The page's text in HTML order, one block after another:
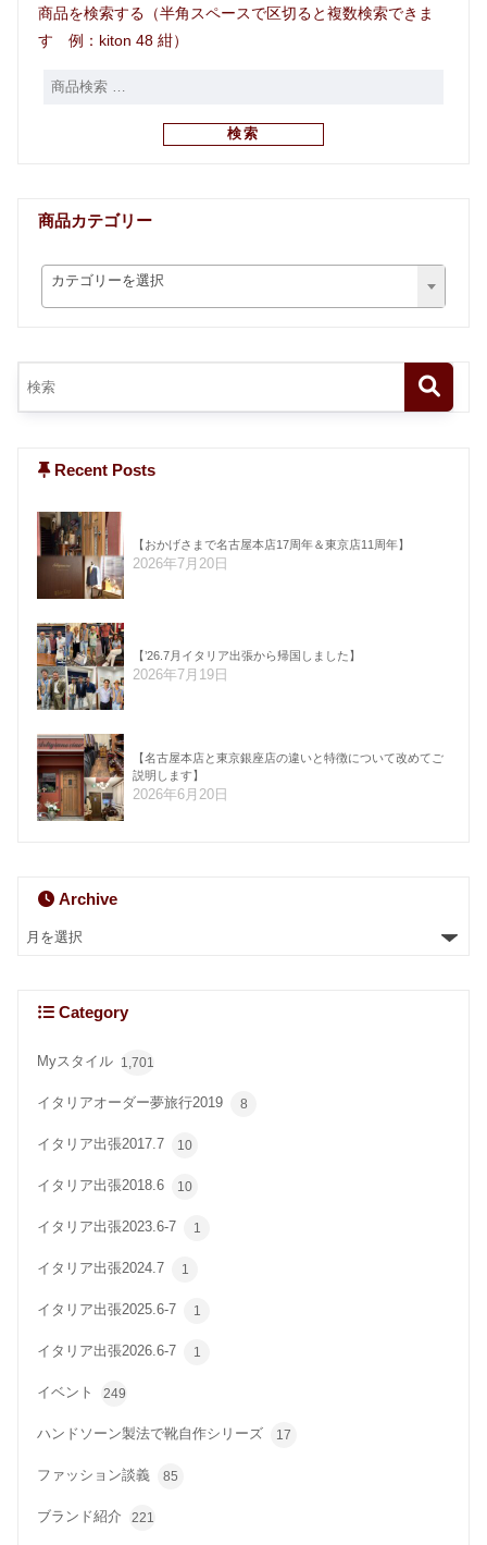
商品を検索する（半角スペースで区切ると複数検索できま
す 例：kiton 48 紺）
検索
商品カテゴリー
カテゴリーを選択
Recent Posts
【おかげさまで名古屋本店17周年＆東京店11周年】
2026年7月20日
【’26.7月イタリア出張から帰国しました】
2026年7月19日
【名古屋本店と東京銀座店の違いと特徴について改めてご
説明します】
2026年6月20日
Archive
Category
Myスタイル 1,701
イタリアオーダー夢旅行2019 8
イタリア出張2017.7 10
イタリア出張2018.6 10
イタリア出張2023.6-7 1
イタリア出張2024.7 1
イタリア出張2025.6-7 1
イタリア出張2026.6-7 1
イベント 249
ハンドソーン製法で靴自作シリーズ 17
ファッション談義 85
ブランド紹介 221